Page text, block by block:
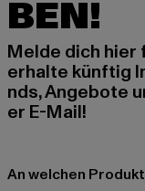
BEN!
Melde dich hier
erhalte künftig
nds, Angebote
er E-Mail!
An welchen